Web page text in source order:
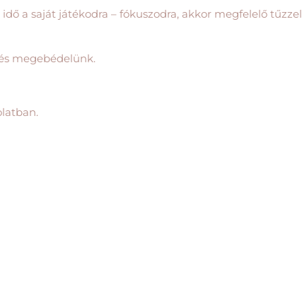
a saját játékodra – fókuszodra, akkor megfelelő tűzzel
megebédelünk.